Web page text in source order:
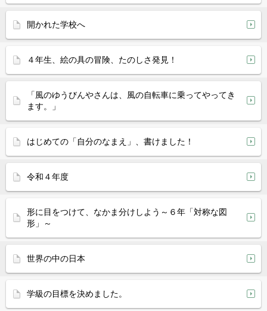
開かれた学校へ
４年生、絵の具の冒険、たのしさ発見！
「風のゆうびんやさんは、風の自転車に乗ってやってき
ます。」
はじめての「自分のなまえ」、書けました！
令和４年度
形に目をつけて、なかま分けしよう～６年「対称な図
形」～
世界の中の日本
学級の目標を決めました。